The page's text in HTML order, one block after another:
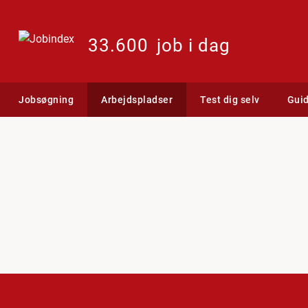
33.600 job i dag
Jobsøgning Arbejdspladser Test dig selv